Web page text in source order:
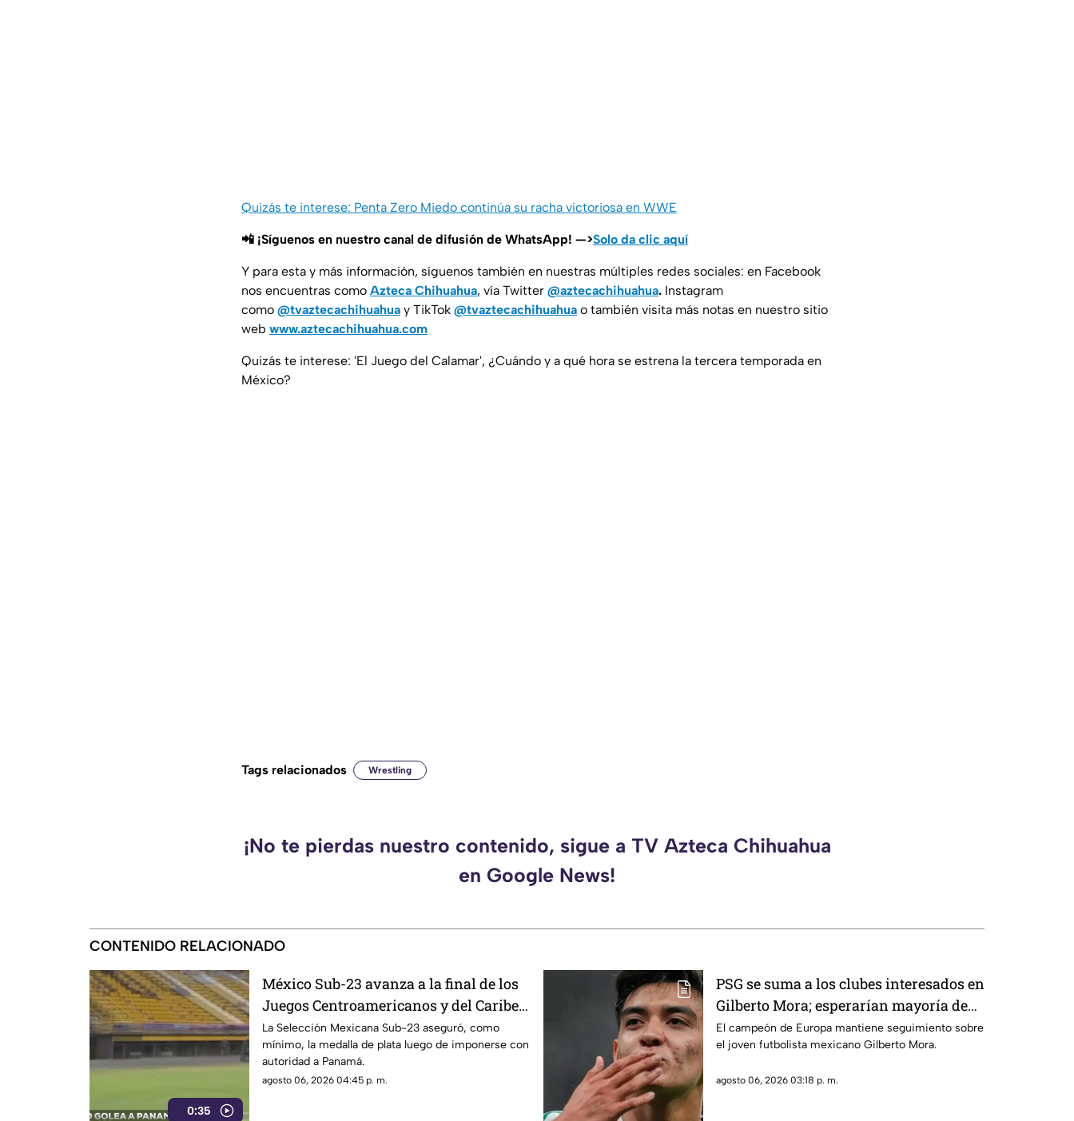
Quizás te interese: Penta Zero Miedo continúa su racha victoriosa en WWE
📲 ¡Síguenos en nuestro canal de difusión de WhatsApp! —>Solo da clic aquí
Y para esta y más información, síguenos también en nuestras múltiples redes sociales: en Facebook
nos encuentras como Azteca Chihuahua, vía Twitter @aztecachihuahua. Instagram
como @tvaztecachihuahua y TikTok @tvaztecachihuahua o también visita más notas en nuestro sitio
web www.aztecachihuahua.com
Quizás te interese: 'El Juego del Calamar', ¿Cuándo y a qué hora se estrena la tercera temporada en
México?
Tags relacionados Wrestling
¡No te pierdas nuestro contenido, sigue a TV Azteca Chihuahua
en Google News!
CONTENIDO RELACIONADO
0:35
México Sub-23 avanza a la final de los
Juegos Centroamericanos y del Caribe
2026 tras golear a Panamá
La Selección Mexicana Sub-23 aseguró, como
mínimo, la medalla de plata luego de imponerse con
autoridad a Panamá.
agosto 06, 2026 04:45 p. m.
PSG se suma a los clubes interesados en
Gilberto Mora; esperarían mayoría de
edad
El campeón de Europa mantiene seguimiento sobre
el joven futbolista mexicano Gilberto Mora.
agosto 06, 2026 03:18 p. m.